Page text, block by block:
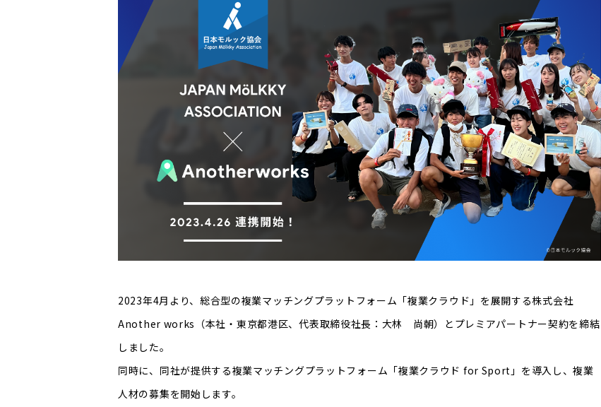
2023年4月より、総合型の複業マッチングプラットフォーム「複業クラウド」を展開する株式会社
Another works（本社・東京都港区、代表取締役社長：大林 尚朝）とプレミアパートナー契約を締結
しました。
同時に、同社が提供する複業マッチングプラットフォーム「複業クラウド for Sport」を導入し、複業
人材の募集を開始します。